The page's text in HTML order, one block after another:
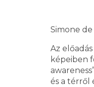
Simone
Az
képeiben
és a térről